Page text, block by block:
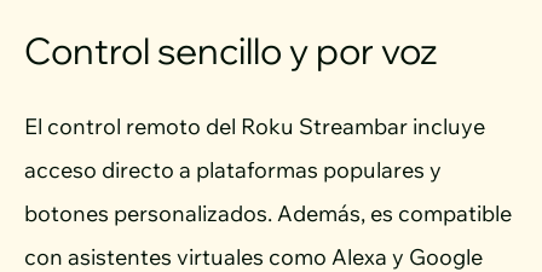
Control sencillo y por voz
El control remoto del Roku Streambar incluye
acceso directo a plataformas populares y
botones personalizados. Además, es compatible
con asistentes virtuales como Alexa y Google